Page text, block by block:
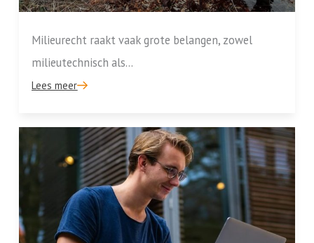
Milieurecht raakt vaak grote belangen, zowel
milieutechnisch als...
Lees meer